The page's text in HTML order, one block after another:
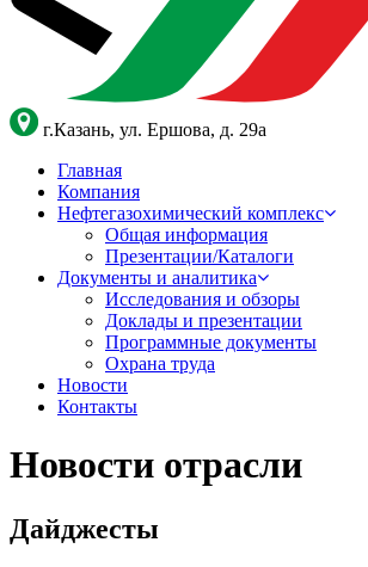
г.Казань, ул. Ершова, д. 29а
Главная
Компания
Нефтегазохимический комплекс
Общая информация
Презентации/Каталоги
Документы и аналитика
Исследования и обзоры
Доклады и презентации
Программные документы
Охрана труда
Новости
Контакты
Новости отрасли
Дайджесты